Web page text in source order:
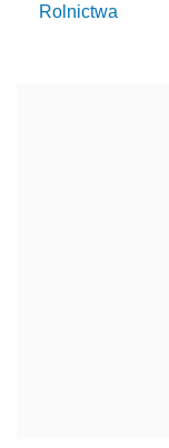
Rolnictwa